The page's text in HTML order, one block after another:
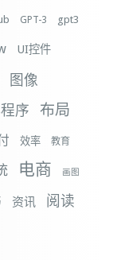
GPT-3 gpt3
UI控件
图像
序 布局
效率 教育
电商 画图
资讯 阅读